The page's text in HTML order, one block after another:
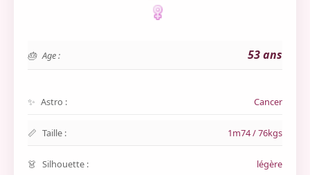
Age : 53 ans
Astro : Cancer
Taille : 1m74 / 76kgs
Silhouette : légère